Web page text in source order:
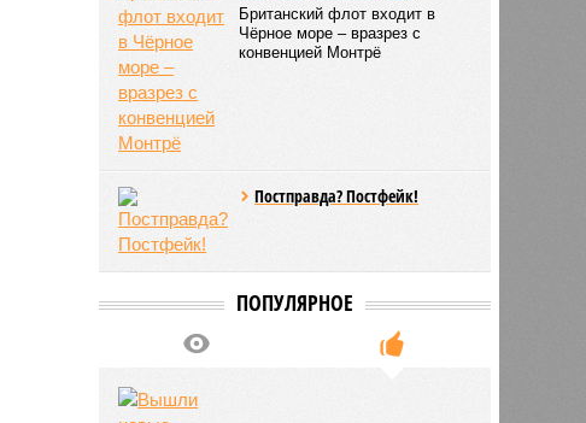
Британский флот входит в
Чёрное море – вразрез с
конвенцией Монтрё
Постправда? Постфейк!
ПОПУЛЯРНОЕ